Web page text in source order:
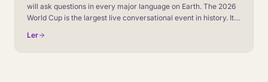
will ask questions in every major language on Earth. The 2026
World Cup is the largest live conversational event in history. It is
ever get.
Ler